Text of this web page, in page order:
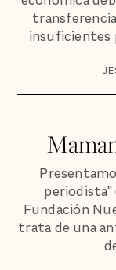
insuficientes
periodista"
Fundación
trata de una